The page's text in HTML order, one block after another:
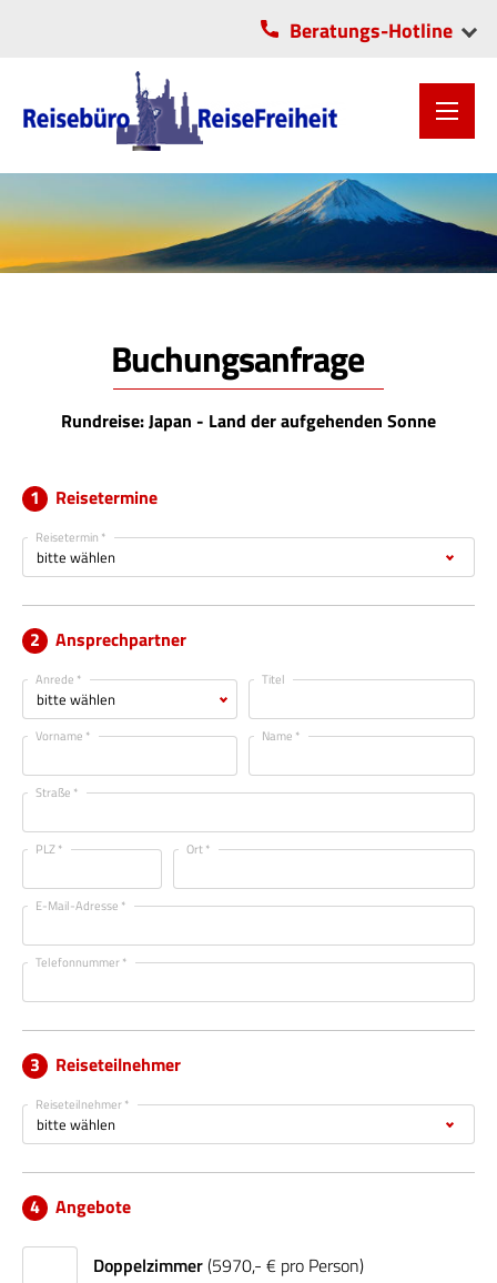
Beratungs-Hotline
VITA-Center Chemnitz
0371/2806055
OLI-Park Lichtenau
037208/5706
Buchungsanfrage
Rundreise: Japan - Land der aufgehenden Sonne
Reisetermine
Reisetermin *
Ansprechpartner
Anrede * Titel
Vorname * Name *
Straße *
PLZ * Ort *
E-Mail-Adresse *
Telefonnummer *
Reiseteilnehmer
Reiseteilnehmer *
Angebote
Doppelzimmer(5970,- € pro Person)